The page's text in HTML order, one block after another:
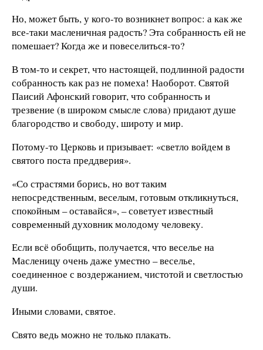
Но, может быть, у кого-то возникнет вопрос: а как же
все-таки масленичная радость? Эта собранность ей не
помешает? Когда же и повеселиться-то?
В том-то и секрет, что настоящей, подлинной радости
собранность как раз не помеха! Наоборот. Святой
Паисий Афонский говорит, что собранность и
трезвение (в широком смысле слова) придают душе
благородство и свободу, широту и мир.
Потому-то Церковь и призывает: «светло войдем в
святого поста преддверия».
«Со страстями борись, но вот таким
непосредственным, веселым, готовым откликнуться,
спокойным – оставайся», – советует известный
современный духовник молодому человеку.
Если всё обобщить, получается, что веселье на
Масленицу очень даже уместно – веселье,
соединенное с воздержанием, чистотой и светлостью
души.
Иными словами, святое.
Свято ведь можно не только плакать.